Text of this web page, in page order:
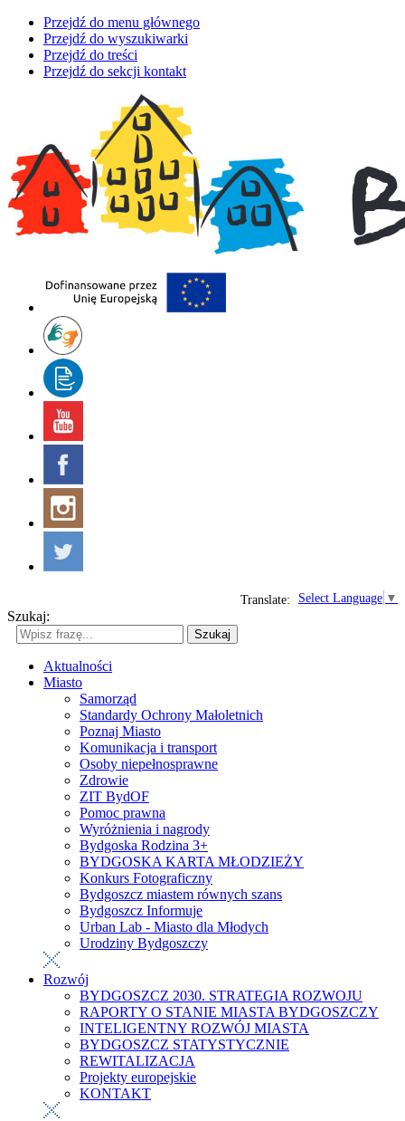
Przejdź do menu głównego
Przejdź do wyszukiwarki
Przejdź do treści
Przejdź do sekcji kontakt
Select Language ▼
Translate:
Szukaj:
Szukaj
Aktualności
Miasto
Samorząd
Standardy Ochrony Małoletnich
Poznaj Miasto
Komunikacja i transport
Osoby niepełnosprawne
Zdrowie
ZIT BydOF
Pomoc prawna
Wyróżnienia i nagrody
Bydgoska Rodzina 3+
BYDGOSKA KARTA MŁODZIEŻY
Konkurs Fotograficzny
Bydgoszcz miastem równych szans
Bydgoszcz Informuje
Urban Lab - Miasto dla Młodych
Urodziny Bydgoszczy
Rozwój
BYDGOSZCZ 2030. STRATEGIA ROZWOJU
RAPORTY O STANIE MIASTA BYDGOSZCZY
INTELIGENTNY ROZWÓJ MIASTA
BYDGOSZCZ STATYSTYCZNIE
REWITALIZACJA
Projekty europejskie
KONTAKT